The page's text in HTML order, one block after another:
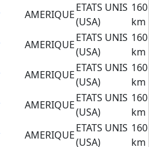
AMERIQUE
ETATS UNIS
(USA)
160
km
AMERIQUE
ETATS UNIS
(USA)
160
km
AMERIQUE
ETATS UNIS
(USA)
160
km
AMERIQUE
ETATS UNIS
(USA)
160
km
AMERIQUE
ETATS UNIS
(USA)
160
km